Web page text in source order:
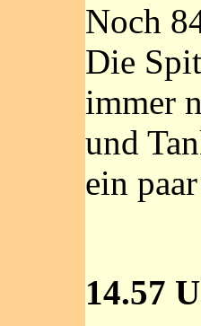
Noch
Die
immer
und
ein
14.57